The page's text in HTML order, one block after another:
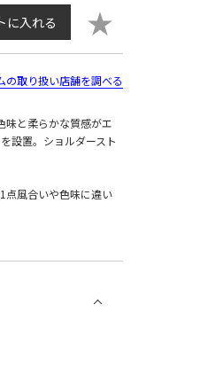
に入れる ★
の取り扱い店舗を調べる
味と柔らかな質感がエ
設置。ショルダースト
点風合いや色味に違い